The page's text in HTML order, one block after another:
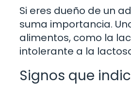
Si eres dueño de un
suma importancia.
alimentos, como la
intolerante a la
Signos que